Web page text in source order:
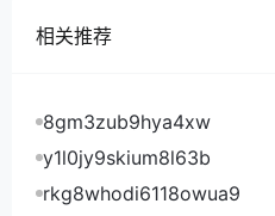
相关推荐
8gm3zub9hya4xw
y1l0jy9skium8l63b
rkg8whodi6118owua9